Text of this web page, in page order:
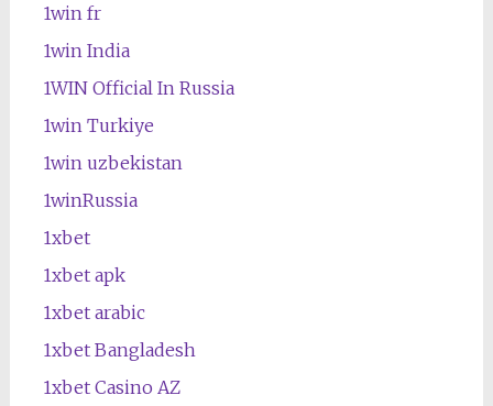
1win fr
1win India
1WIN Official In Russia
1win Turkiye
1win uzbekistan
1winRussia
1xbet
1xbet apk
1xbet arabic
1xbet Bangladesh
1xbet Casino AZ